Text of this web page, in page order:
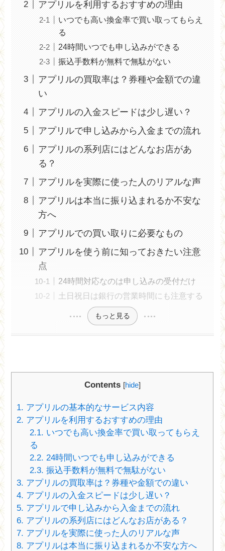
アプリルを利用するおすすめの理由
いつでも高い換金率で買い取ってもらえ
る
24時間いつでも申し込みができる
振込手数料が無料で無駄がない
アプリルの買取率は？券種や金額での違
い
アプリルの入金スピードは少し遅い？
アプリルで申し込みから入金までの流れ
アプリルの系列店にはどんなお店があ
る？
アプリルを実際に使った人のリアルな声
アプリルは本当に振り込まれるか不安な
方へ
アプリルでの買い取りに必要なもの
アプリルを使う前に知っておきたい注意
点
24時間対応なのは申し込みの受付だけ
土日祝日は銀行の営業時間にも注意する
もっと見る
Contents [hide]
1. アプリルの基本的なサービス内容
2. アプリルを利用するおすすめの理由
2.1. いつでも高い換金率で買い取ってもらえ
る
2.2. 24時間いつでも申し込みができる
2.3. 振込手数料が無料で無駄がない
3. アプリルの買取率は？券種や金額での違い
4. アプリルの入金スピードは少し遅い？
5. アプリルで申し込みから入金までの流れ
6. アプリルの系列店にはどんなお店がある？
7. アプリルを実際に使った人のリアルな声
8. アプリルは本当に振り込まれるか不安な方へ